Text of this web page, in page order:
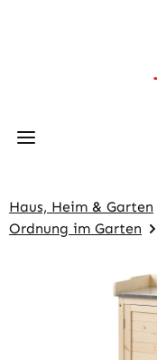
Haus, Heim & Garten
Ordnung im Garten